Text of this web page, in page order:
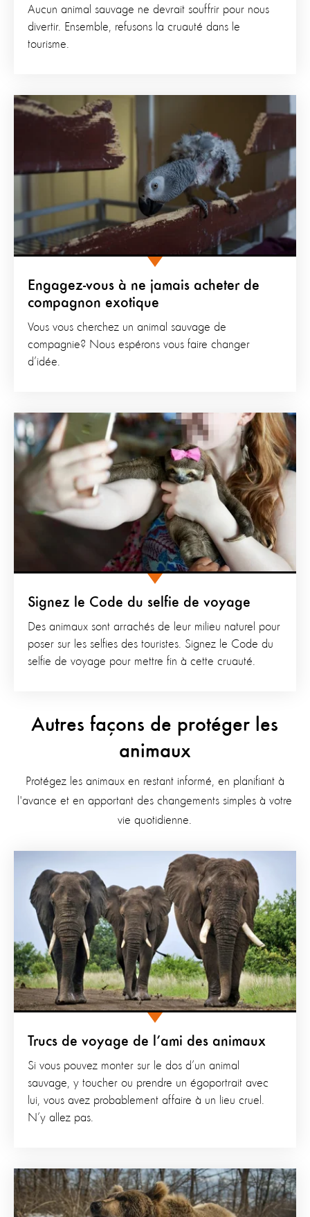
Aucun animal sauvage ne devrait souffrir pour nous
divertir. Ensemble, refusons la cruauté dans le
tourisme.
Engagez-vous à ne jamais acheter de
compagnon exotique
Vous vous cherchez un animal sauvage de
compagnie? Nous espérons vous faire changer
d’idée.
Signez le Code du selfie de voyage
Des animaux sont arrachés de leur milieu naturel pour
poser sur les selfies des touristes. Signez le Code du
selfie de voyage pour mettre fin à cette cruauté.
Autres façons de protéger les
animaux
Protégez les animaux en restant informé, en planifiant à
l'avance et en apportant des changements simples à votre
vie quotidienne.
Trucs de voyage de l’ami des animaux
Si vous pouvez monter sur le dos d’un animal
sauvage, y toucher ou prendre un égoportrait avec
lui, vous avez probablement affaire à un lieu cruel.
N’y allez pas.